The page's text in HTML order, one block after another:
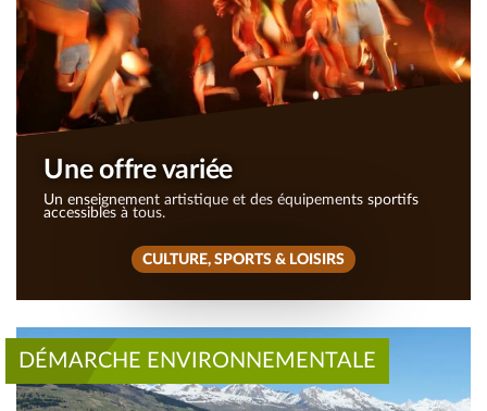
Une offre variée
Un enseignement artistique et des équipements sportifs
accessibles à tous.
CULTURE, SPORTS & LOISIRS
DÉMARCHE ENVIRONNEMENTALE